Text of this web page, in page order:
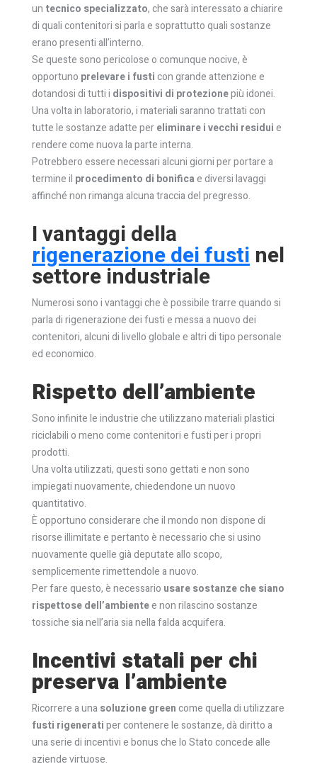
un tecnico specializzato, che sarà interessato a chiarire
di quali contenitori si parla e soprattutto quali sostanze
erano presenti all’interno.
Se queste sono pericolose o comunque nocive, è
opportuno prelevare i fusticon grande attenzione e
dotandosi di tutti i dispositivi di protezionepiù idonei.
Una volta in laboratorio, i materiali saranno trattati con
tutte le sostanze adatte pereliminare i vecchi residuie
rendere come nuova la parte interna.
Potrebbero essere necessari alcuni giorni per portare a
termine il procedimento di bonificae diversi lavaggi
affinché non rimanga alcuna traccia del pregresso.
I vantaggi della
rigenerazione dei fusti nel
settore industriale
Numerosi sono i vantaggi che è possibile trarre quando si
parla di rigenerazione dei fusti e messa a nuovo dei
contenitori, alcuni di livello globale e altri di tipo personale
ed economico.
Rispetto dell’ambiente
Sono infinite le industrie che utilizzano materiali plastici
riciclabili o meno come contenitori e fusti per i propri
prodotti.
Una volta utilizzati, questi sono gettati e non sono
impiegati nuovamente, chiedendone un nuovo
quantitativo.
È opportuno considerare che il mondo non dispone di
risorse illimitate e pertanto è necessario che si usino
nuovamente quelle già deputate allo scopo,
semplicemente rimettendole a nuovo.
Per fare questo, è necessario usare sostanze che siano
rispettose dell’ambientee non rilascino sostanze
tossiche sia nell’aria sia nella falda acquifera.
Incentivi statali per chi
preserva l’ambiente
Ricorrere a unasoluzione greencome quella di utilizzare
fusti rigeneratiper contenere le sostanze, dà diritto a
una serie di incentivi e bonus che lo Stato concede alle
aziende virtuose.